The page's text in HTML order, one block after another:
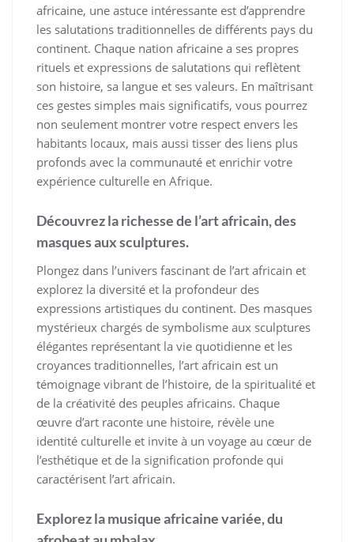
africaine, une astuce intéressante est d’apprendre
les salutations traditionnelles de différents pays du
continent. Chaque nation africaine a ses propres
rituels et expressions de salutations qui reflètent
son histoire, sa langue et ses valeurs. En maîtrisant
ces gestes simples mais significatifs, vous pourrez
non seulement montrer votre respect envers les
habitants locaux, mais aussi tisser des liens plus
profonds avec la communauté et enrichir votre
expérience culturelle en Afrique.
Découvrez la richesse de l’art africain, des
masques aux sculptures.
Plongez dans l’univers fascinant de l’art africain et
explorez la diversité et la profondeur des
expressions artistiques du continent. Des masques
mystérieux chargés de symbolisme aux sculptures
élégantes représentant la vie quotidienne et les
croyances traditionnelles, l’art africain est un
témoignage vibrant de l’histoire, de la spiritualité et
de la créativité des peuples africains. Chaque
œuvre d’art raconte une histoire, révèle une
identité culturelle et invite à un voyage au cœur de
l’esthétique et de la signification profonde qui
caractérisent l’art africain.
Explorez la musique africaine variée, du